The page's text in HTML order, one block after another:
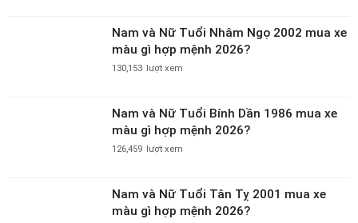
Nam và Nữ Tuổi Nhâm Ngọ 2002 mua xe
màu gì hợp mệnh 2026?
130,153 lượt xem
Nam và Nữ Tuổi Bính Dần 1986 mua xe
màu gì hợp mệnh 2026?
126,459 lượt xem
Nam và Nữ Tuổi Tân Tỵ 2001 mua xe
màu gì hợp mệnh 2026?